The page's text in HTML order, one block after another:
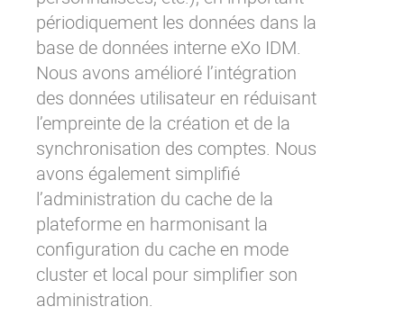
périodiquement les données dans la
base de données interne eXo IDM.
Nous avons amélioré l’intégration
des données utilisateur en réduisant
l’empreinte de la création et de la
synchronisation des comptes. Nous
avons également simplifié
l’administration du cache de la
plateforme en harmonisant la
configuration du cache en mode
cluster et local pour simplifier son
administration.